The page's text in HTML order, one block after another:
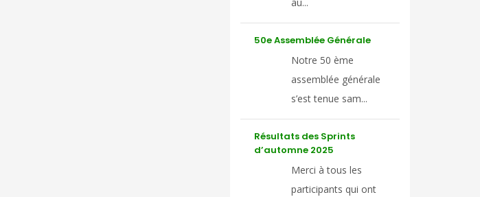
50e Assemblée Générale
Notre 50 ème
assemblée générale
s’est tenue sam...
Résultats des Sprints
d’automne 2025
Merci à tous les
participants qui ont